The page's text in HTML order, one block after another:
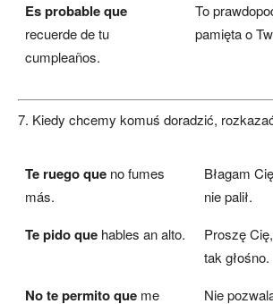
Es probable que
recuerde de tu
cumpleaños.
To
pamięta o
7. Kiedy chcemy komuś doradzić,
Te ruego que no fumes
más.
Błagam
nie palił.
Te pido que hables an alto.
Proszę
tak głośno.
No te permito que me
Nie